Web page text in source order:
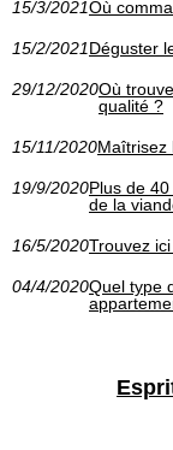
15/3/2021Où
15/2/2021Déguster
29/12/2020Où
qualité ?
15/11/2020Maîtrisez
19/9/2020Plus de
de la
16/5/2020Trouvez
04/4/2020Quel type